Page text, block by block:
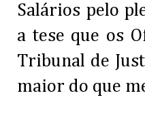
Salários pelo
a tese que os
Tribunal de
maior do que